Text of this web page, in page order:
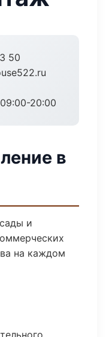
50
20:00
в
и
на каждом